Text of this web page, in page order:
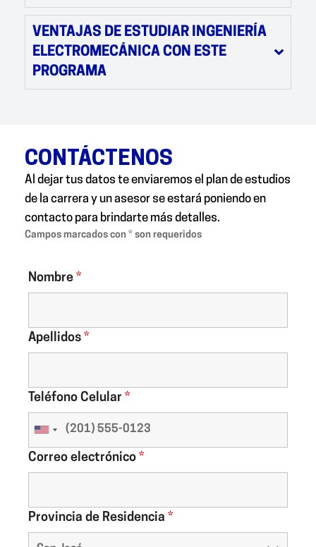
VENTAJAS DE ESTUDIAR INGENIERÍA
ELECTROMECÁNICA CON ESTE
PROGRAMA
CONTÁCTENOS
Al dejar tus datos te enviaremos el plan de estudios
de la carrera y un asesor se estará poniendo en
contacto para brindarte más detalles.
Campos marcados con * son requeridos
Nombre *
Apellidos *
Teléfono Celular *
Correo electrónico *
Provincia de Residencia *